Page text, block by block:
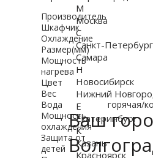
Производитель
Шкафчик
Охлаждение
Размер(мм)
Мощность
нагрева
Цвет
Вес
Вода
горячая/
Мощность
охлаждения
Защита от
детей
Ваш
М
Москва
С
Санкт-Петербург
Самара
Н
Новосибирск
Нижний
Е
Екатеринбург
К
Казань
Красноярск